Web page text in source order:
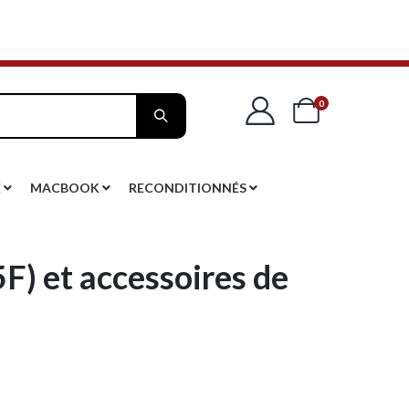
Cart
0articles
MACBOOK RECONDITIONNÉS
et accessoires de